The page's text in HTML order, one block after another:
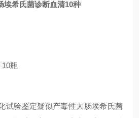
埃希氏菌诊断血清10种
10瓶
试验鉴定疑似产毒性大肠埃希氏菌